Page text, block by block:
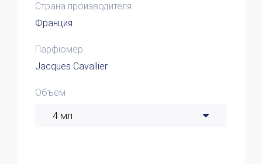
Страна производителя
Франция
Парфюмер
Jacques Cavallier
Объем